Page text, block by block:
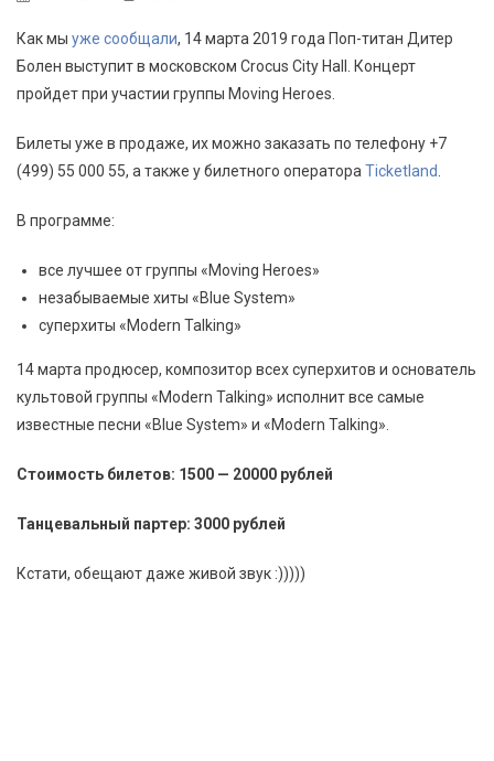
Как мы уже сообщали, 14 марта 2019 года Поп-титан Дитер
Болен выступит в московском Crocus City Hall. Концерт
пройдет при участии группы Moving Heroes.
Билеты уже в продаже, их можно заказать по телефону +7
(499) 55 000 55, а также у билетного оператораTicketland.
В программе:
все лучшее от группы «Moving Heroes»
незабываемые хиты «Blue System»
суперхиты «Modern Talking»
14 марта продюсер, композитор всех суперхитов и основатель
культовой группы «Modern Talking» исполнит все самые
известные песни «Blue System» и «Modern Talking».
Стоимость билетов: 1500 — 20000 рублей
Танцевальный партер: 3000 рублей
Кстати, обещают даже живой звук :)))))